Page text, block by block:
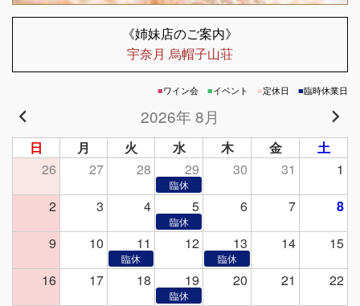
《姉妹店のご案内》
宇奈月 烏帽子山荘
■ワイン会 ■イベント ■定休日 ■臨時休業日
2026年 8月
日 月 火 水 木 金
土
26
27 28 29 30 31
1
2
3 4 5 6 7
8
9
10 11 12 13 14
15
16
17 18 19 20 21
22